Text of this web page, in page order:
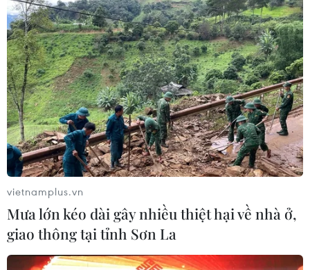
vietnamplus.vn
Mưa lớn kéo dài gây nhiều thiệt hại về nhà ở,
giao thông tại tỉnh Sơn La